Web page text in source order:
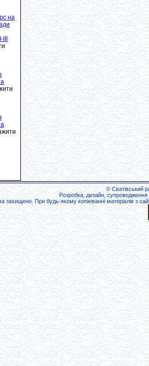
на
© Сватівський
Розробка, дизайн, супроводження
захищено. При будь-якому копіюванні матеріалів з